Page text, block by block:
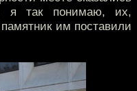
я так понимаю, их,
им поставили